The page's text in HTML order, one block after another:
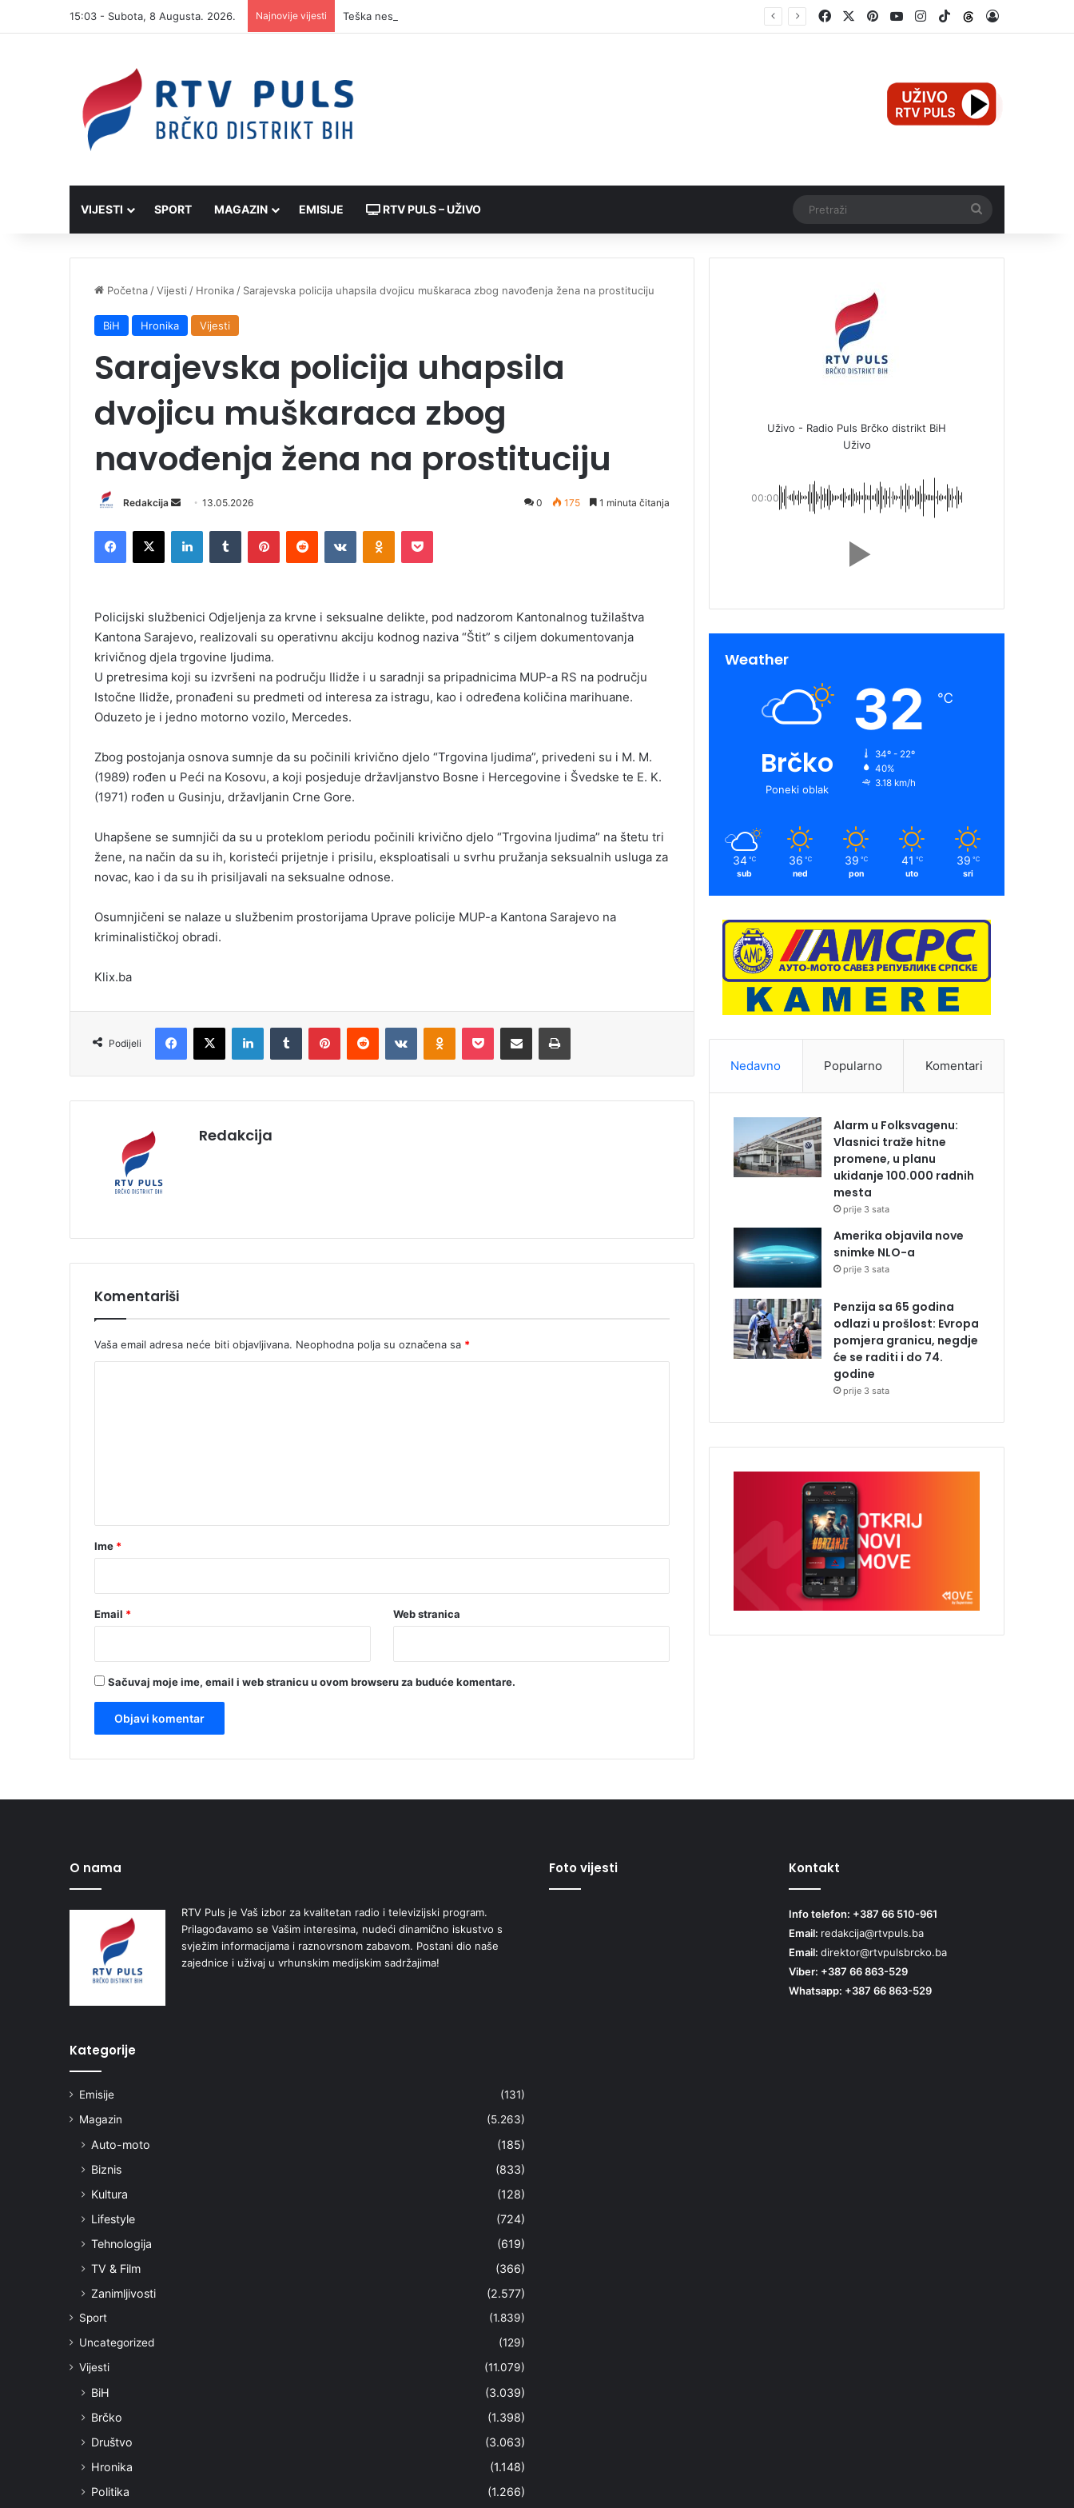
15:03 - Subota, 8 Augusta. 2026. Najnovije vijesti FacebookPinterestYouTubeInstagram
TikTokThreads
VIJESTI SPORT MAGAZIN EMISIJE RTV PULS – UŽIVO
Početna /Vijesti / Hronika / Sarajevska policija uhapsila dvojicu muškaraca zbog navođenja žena na prostituciju
BiH Hronika Vijesti
Sarajevska policija uhapsila
dvojicu muškaraca zbog
navođenja žena na prostituciju
Redakcija
n
d
e
m
a
i
l
13.05.2026 0 175 1 minuta čitanja
Policijski službenici Odjeljenja za krvne i seksualne delikte, pod nadzorom Kantonalnog tužilaštva
Kantona Sarajevo, realizovali su operativnu akciju kodnog naziva “Štit” s ciljem dokumentovanja
krivičnog djela trgovine ljudima.
U pretresima koji su izvršeni na području Ilidže i u saradnji sa pripadnicima MUP-a RS na području
Istočne Ilidže, pronađeni su predmeti od interesa za istragu, kao i određena količina marihuane.
Oduzeto je i jedno motorno vozilo, Mercedes.
Zbog postojanja osnova sumnje da su počinili krivično djelo “Trgovina ljudima”, privedeni su i M. M.
(1989) rođen u Peći na Kosovu, a koji posjeduje državljanstvo Bosne i Hercegovine i Švedske te E. K.
(1971) rođen u Gusinju, državljanin Crne Gore.
Uhapšene se sumnjiči da su u proteklom periodu počinili krivično djelo “Trgovina ljudima” na štetu tri
žene, na način da su ih, koristeći prijetnje i prisilu, eksploatisali u svrhu pružanja seksualnih usluga za
novac, kao i da su ih prisiljavali na seksualne odnose.
Osumnjičeni se nalaze u službenim prostorijama Uprave policije MUP-a Kantona Sarajevo na
kriminalističkoj obradi.
Klix.ba
Podijeli
Redakcija
Komentariši
Vaša email adresa neće biti objavljivana. Neophodna polja su označena sa *
r
Ime *
Email * Web stranica
Sačuvaj moje ime, email i web stranicu u ovom browseru za buduće komentare.
Uživo - Radio Puls Brčko distrikt BiH
Uživo
00:00
Weather
Brčko
Poneki oblak
32 ℃
34º - 22º
40%
3.18 km/h
34 ℃
sub
36 ℃
ned
39 ℃
pon
41 ℃
uto
39 ℃
sri
Nedavno Popularno Komentari
Alarm u Folksvagenu:
Vlasnici traže hitne
promene, u planu
ukidanje 100.000 radnih
mesta
prije 3 sata
Amerika objavila nove
snimke NLO-a
prije 3 sata
Penzija sa 65 godina
odlazi u prošlost: Evropa
pomjera granicu, negdje
će se raditi i do 74.
godine
prije 3 sata
O nama
RTV Puls je Vaš izbor za kvalitetan radio i televizijski program.
Prilagođavamo se Vašim interesima, nudeći dinamično iskustvo s
svježim informacijama i raznovrsnom zabavom. Postani dio naše
zajednice i uživaj u vrhunskim medijskim sadržajima!
Kategorije
Emisije
(131)
Magazin
(5.263)
Auto-moto
(185)
Biznis
(833)
Kultura
(128)
Lifestyle
(724)
Tehnologija
(619)
TV & Film
(366)
Zanimljivosti
(2.577)
Sport
(1.839)
Uncategorized
(129)
Vijesti
(11.079)
BiH
(3.039)
Brčko
(1.398)
Društvo
(3.063)
Hronika
(1.148)
Politika
(1.266)
Foto vijesti Kontakt
Info telefon: +387 66 510-961
Email: redakcija@rtvpuls.ba
Email: direktor@rtvpulsbrcko.ba
Viber: +387 66 863-529
Whatsapp: +387 66 863-529